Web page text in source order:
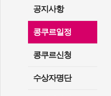
공지사항
콩쿠르일정
콩쿠르신청
수상자명단